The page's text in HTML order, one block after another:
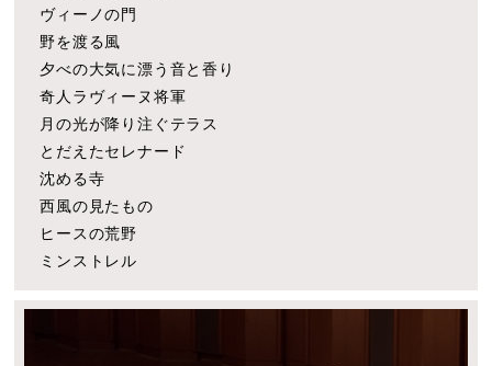
ヴィーノの門
野を渡る風
夕べの大気に漂う音と香り
奇人ラヴィーヌ将軍
月の光が降り注ぐテラス
とだえたセレナード
沈める寺
西風の見たもの
ヒースの荒野
ミンストレル